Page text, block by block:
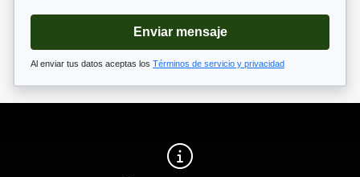
Enviar mensaje
Al enviar tus datos aceptas los Términos de servicio y privacidad